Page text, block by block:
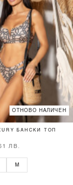
ОТНОВО НАЛИЧЕН
БАНСКИ ТОП
ЛВ.
M